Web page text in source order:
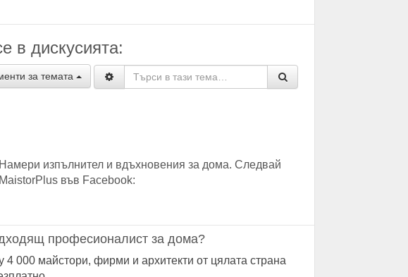
дискусията:
за темата
Намери изпълнител и вдъхновения за дома. Следвай
MaistorPlus във Facebook:
професионалист за дома?
4 000 майстори, фирми и архитекти от цялата страна